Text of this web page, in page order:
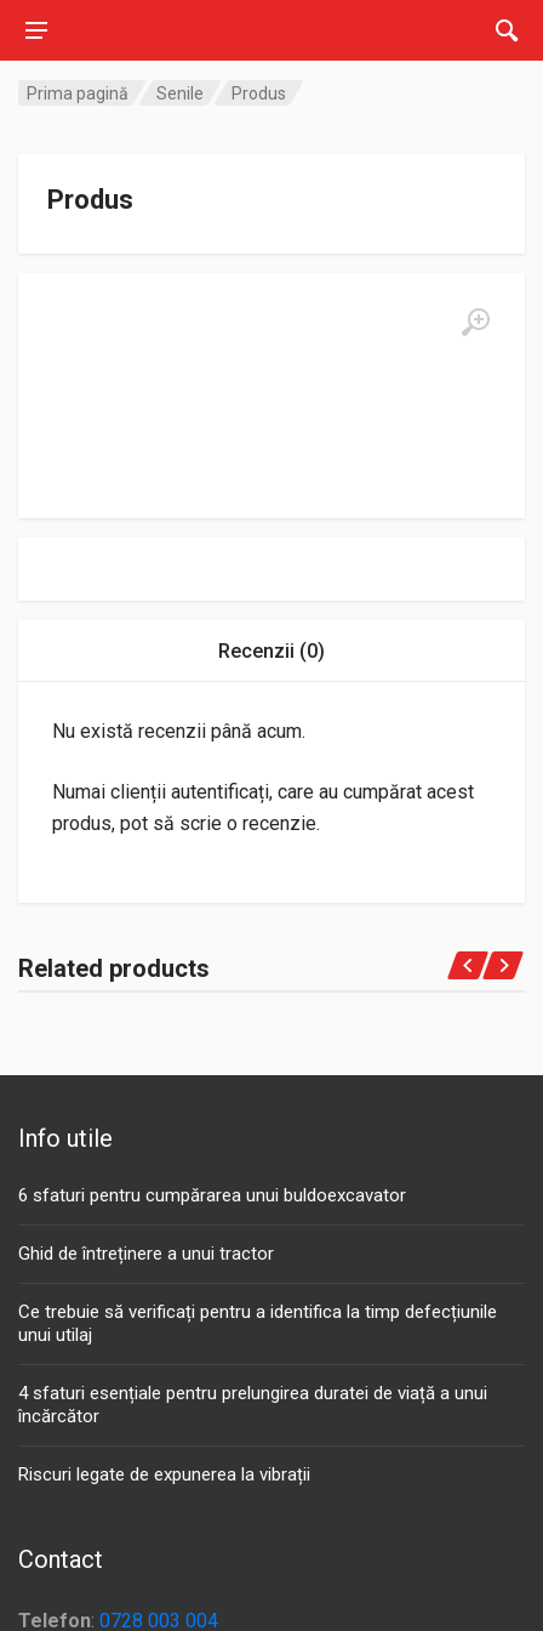
Prima pagină Senile Produs
Produs
Recenzii (0)
Nu există recenzii până acum.
Numai clienții autentificați, care au cumpărat acest
produs, pot să scrie o recenzie.
Related products
Info utile
6 sfaturi pentru cumpărarea unui buldoexcavator
Ghid de întreținere a unui tractor
Ce trebuie să verificați pentru a identifica la timp defecțiunile
unui utilaj
4 sfaturi esențiale pentru prelungirea duratei de viață a unui
încărcător
Riscuri legate de expunerea la vibrații
Contact
Telefon: 0728 003 004